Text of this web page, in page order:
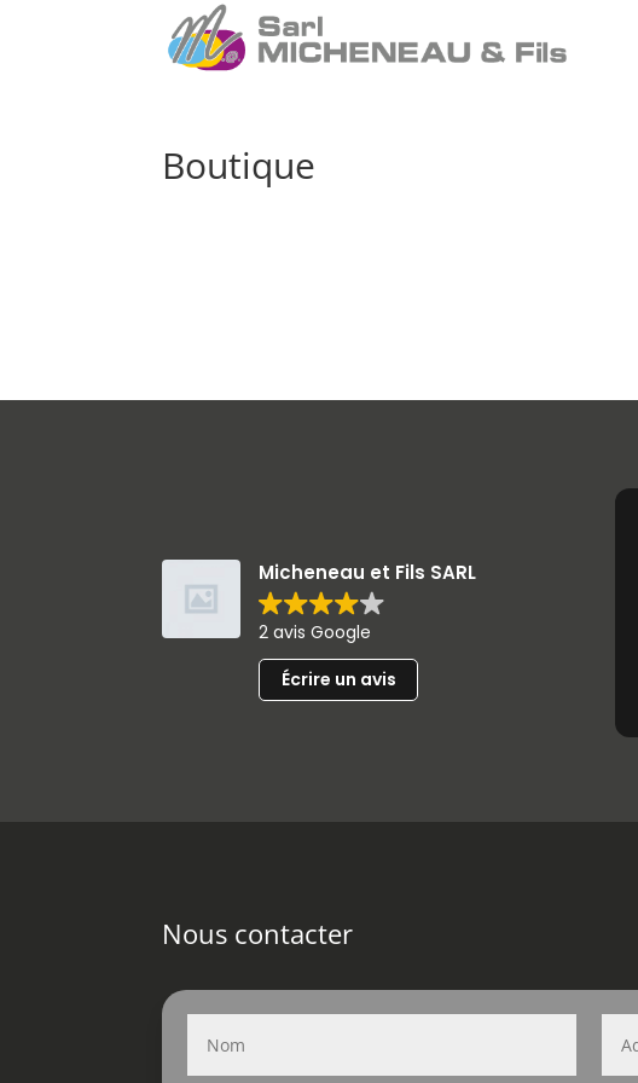
Boutique
Micheneau et Fils SARL
2 avis Google
Écrire un avis
Nous contacter